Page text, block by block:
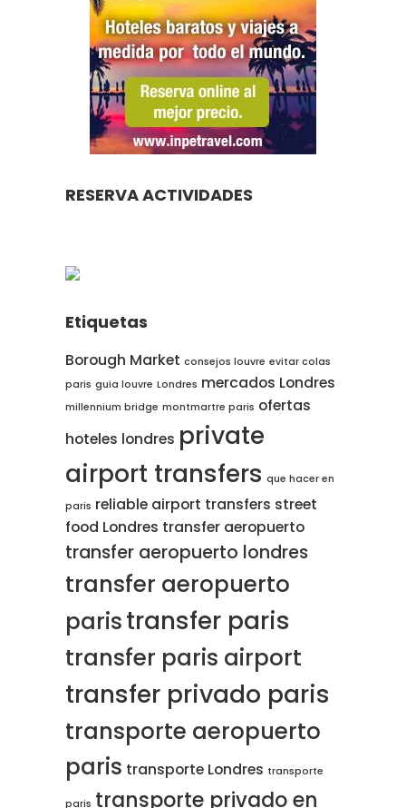
RESERVA ACTIVIDADES
Etiquetas
Borough Market consejos louvre evitar colas
paris guia louvre Londres mercados Londres
millennium bridge montmartre paris ofertas
hoteles londres private
airport transfers que hacer en
paris reliable airport transfers street
food Londres transfer aeropuerto
transfer aeropuerto londres
transfer aeropuerto
paristransfer paris
transfer paris airport
transfer privado paris
transporte aeropuerto
paris transporte Londres transporte
paris transporte privado en